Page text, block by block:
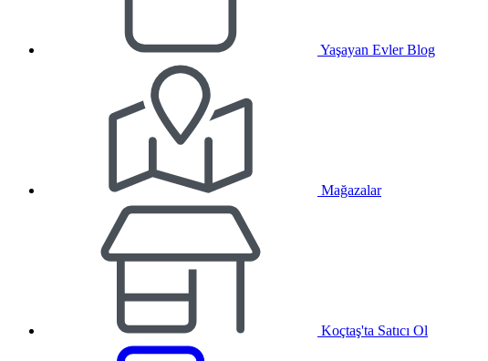
Yaşayan Evler Blog
Mağazalar
Koçtaş'ta Satıcı Ol